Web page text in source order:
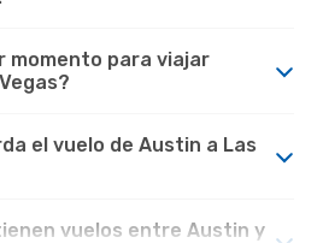
momento para viajar
el vuelo de Austin a Las
vuelos entre Austin y